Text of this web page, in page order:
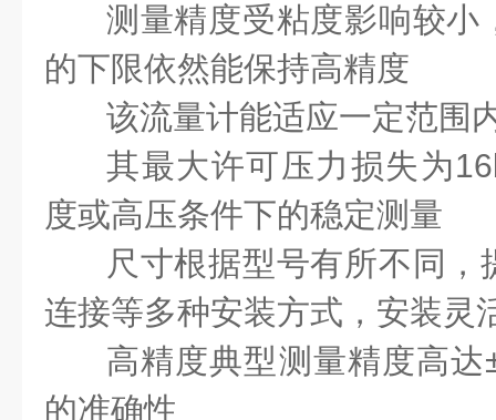
测量精度受粘度影响较小
的下限依然能保持高精度
该流量计能适应一定范围
其最大许可压力损失为
度或高压条件下的稳定测量
尺寸根据型号有所不同，
连接等多种安装方式，安装灵
高精度典型测量精度高
的准确性